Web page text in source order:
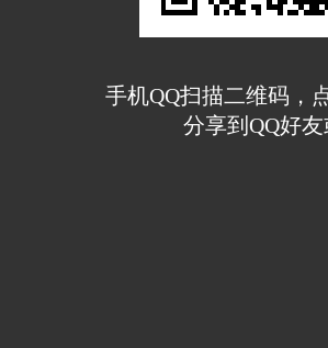
手机QQ扫描二维码，
分享到QQ好友